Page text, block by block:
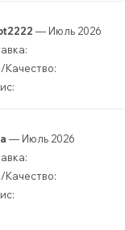
— Июль 2026
Качество:
— Июль 2026
Качество: